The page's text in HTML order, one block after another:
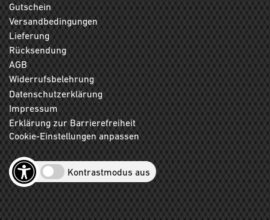
Gutschein
Versandbedingungen
Lieferung
Rücksendung
AGB
Widerrufsbelehrung
Datenschutzerklärung
Impressum
Erklärung zur Barrierefreiheit
Cookie-Einstellungen anpassen
Kontrastmodus aus